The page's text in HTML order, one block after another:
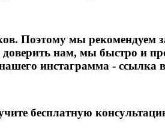
Поэтому мы рекомендуем
нам, мы быстро и
инстаграмма - ссылка
бесплатную